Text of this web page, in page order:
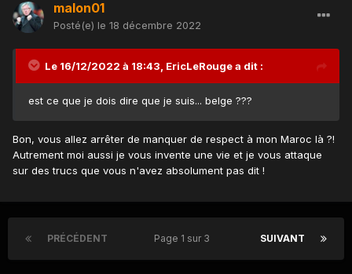
malon01
Posté(e) le 18 décembre 2022
Le 16/12/2022 à 18:43, EricLeRougea dit :
est ce que je dois dire que je suis... belge ???
Bon, vous allez arrêter de manquer de respect à mon Maroc là ?!
Autrement moi aussi je vous invente une vie et je vous attaque
sur des trucs que vous n'avez absolument pas dit !
PRÉCÉDENT SUIVANT
Page 1 sur 3